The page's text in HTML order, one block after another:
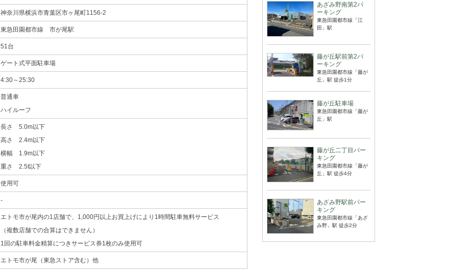
神奈川県横浜市青葉区市ヶ尾町1156-2
東急田園都市線 市が尾駅
51台
ゲート式平面駐車場
4:30～25:30
普通車
ハイルーフ
長さ 5.0m以下
高さ 2.4m以下
横幅 1.9m以下
重さ 2.5t以下
使用可
-
エトモ市が尾内の1店舗で、1,000円以上お買上げにより1時間駐車無料サービス
（複数店舗での合算はできません）
1回の駐車料金精算につきサービス券1枚のみ使用可
エトモ市が尾（東急ストア含む）他
あざみ野南第2パ
ーキング
東急田園都市線「江
田」駅
藤が丘駅前第2パ
ーキング
東急田園都市線「藤が
丘」駅 徒歩1分
藤が丘駐車場
東急田園都市線「藤が
丘」駅
藤が丘二丁目パー
キング
東急田園都市線「藤が
丘」駅 徒歩4分
あざみ野駅前パー
キング
東急田園都市線「あざ
み野」駅 徒歩2分